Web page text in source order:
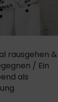
rausgehen &
/ Ein
als